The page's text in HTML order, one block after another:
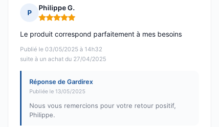
P
Philippe G.
Note : 5 sur 5
Publié le 03/05/2025 à 14h32
suite à un achat du 27/04/2025
Le produit correspond parfaitement à mes besoins
Réponse de Gardirex
Publiée le 13/05/2025
Nous vous remercions pour votre retour positif,
Philippe.